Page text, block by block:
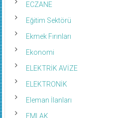
ECZANE
Eğitim Sektörü
Ekmek Fırınları
Ekonomi
ELEKTRİK AVİZE
ELEKTRONİK
Eleman İlanları
EMLAK